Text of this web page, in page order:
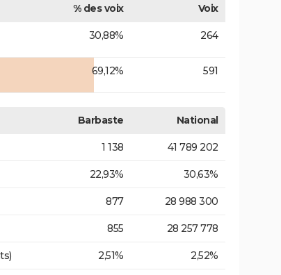
% des voix
Voix
30,88% 264
69,12% 591
Barbaste National
1 138 41 789 202
22,93% 30,63%
877 28 988 300
855 28 257 778
2,51% 2,52%